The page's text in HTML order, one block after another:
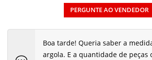
PERGUNTE AO VENDEDOR
Boa tarde! Queria saber a
argola. E a quantidade de peças